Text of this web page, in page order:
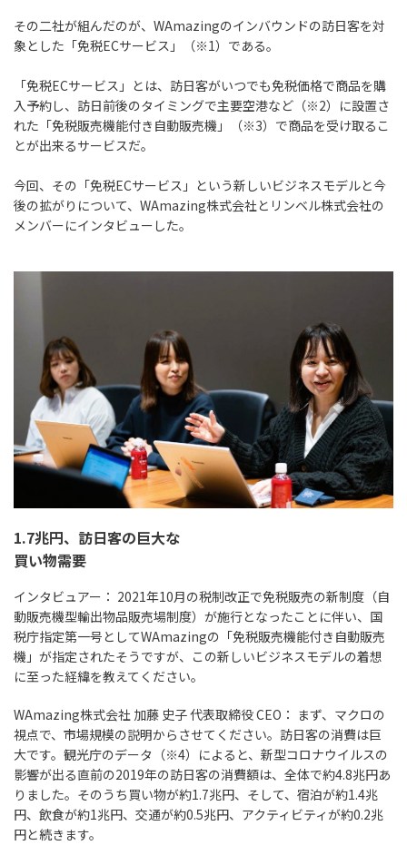
その二社が組んだのが、WAmazingのインバウンドの訪日客を対
象とした「免税ECサービス」（※1）である。
「免税ECサービス」とは、訪日客がいつでも免税価格で商品を購
入予約し、訪日前後のタイミングで主要空港など（※2）に設置さ
れた「免税販売機能付き自動販売機」（※3）で商品を受け取るこ
とが出来るサービスだ。
今回、その「免税ECサービス」という新しいビジネスモデルと今
後の拡がりについて、WAmazing株式会社とリンベル株式会社の
メンバーにインタビューした。
1.7兆円、訪日客の巨大な
買い物需要
インタビュアー： 2021年10月の税制改正で免税販売の新制度（自
動販売機型輸出物品販売場制度）が施行となったことに伴い、国
税庁指定第一号としてWAmazingの「免税販売機能付き自動販売
機」が指定されたそうですが、この新しいビジネスモデルの着想
に至った経緯を教えてください。
WAmazing株式会社 加藤 史子 代表取締役 CEO： まず、マクロの
視点で、市場規模の説明からさせてください。訪日客の消費は巨
大です。観光庁のデータ（※4）によると、新型コロナウイルスの
影響が出る直前の2019年の訪日客の消費額は、全体で約4.8兆円あ
りました。そのうち買い物が約1.7兆円、そして、宿泊が約1.4兆
円、飲食が約1兆円、交通が約0.5兆円、アクティビティが約0.2兆
円と続きます。